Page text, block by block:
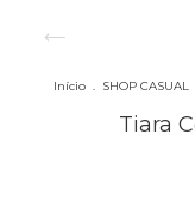
Início . SHOP CASUAL
Tiara